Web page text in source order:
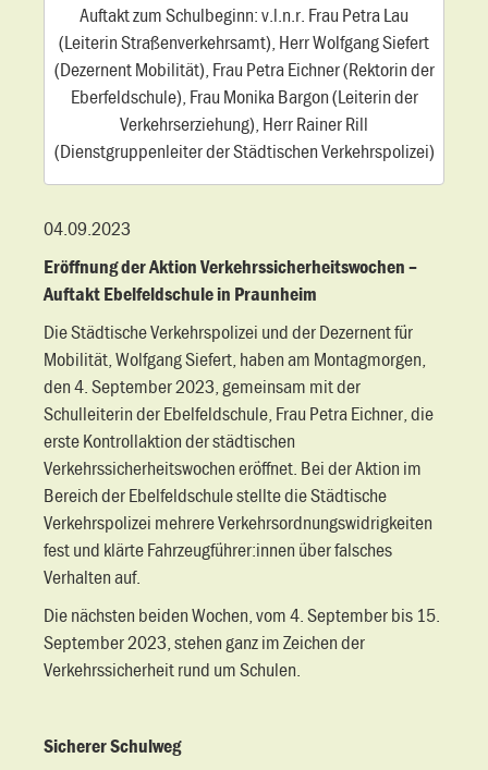
Auftakt zum Schulbeginn: v.l.n.r. Frau Petra Lau
(Leiterin Straßenverkehrsamt), Herr Wolfgang Siefert
(Dezernent Mobilität), Frau Petra Eichner (Rektorin der
Eberfeldschule), Frau Monika Bargon (Leiterin der
Verkehrserziehung), Herr Rainer Rill
(Dienstgruppenleiter der Städtischen Verkehrspolizei)
04.09.2023
Eröffnung der Aktion Verkehrssicherheitswochen –
Auftakt Ebelfeldschule in Praunheim
Die Städtische Verkehrspolizei und der Dezernent für
Mobilität, Wolfgang Siefert, haben am Montagmorgen,
den 4. September 2023, gemeinsam mit der
Schulleiterin der Ebelfeldschule, Frau Petra Eichner, die
erste Kontrollaktion der städtischen
Verkehrssicherheitswochen eröffnet. Bei der Aktion im
Bereich der Ebelfeldschule stellte die Städtische
Verkehrspolizei mehrere Verkehrsordnungswidrigkeiten
fest und klärte Fahrzeugführer:innen über falsches
Verhalten auf.
Die nächsten beiden Wochen, vom 4. September bis 15.
September 2023, stehen ganz im Zeichen der
Verkehrssicherheit rund um Schulen.
Sicherer Schulweg